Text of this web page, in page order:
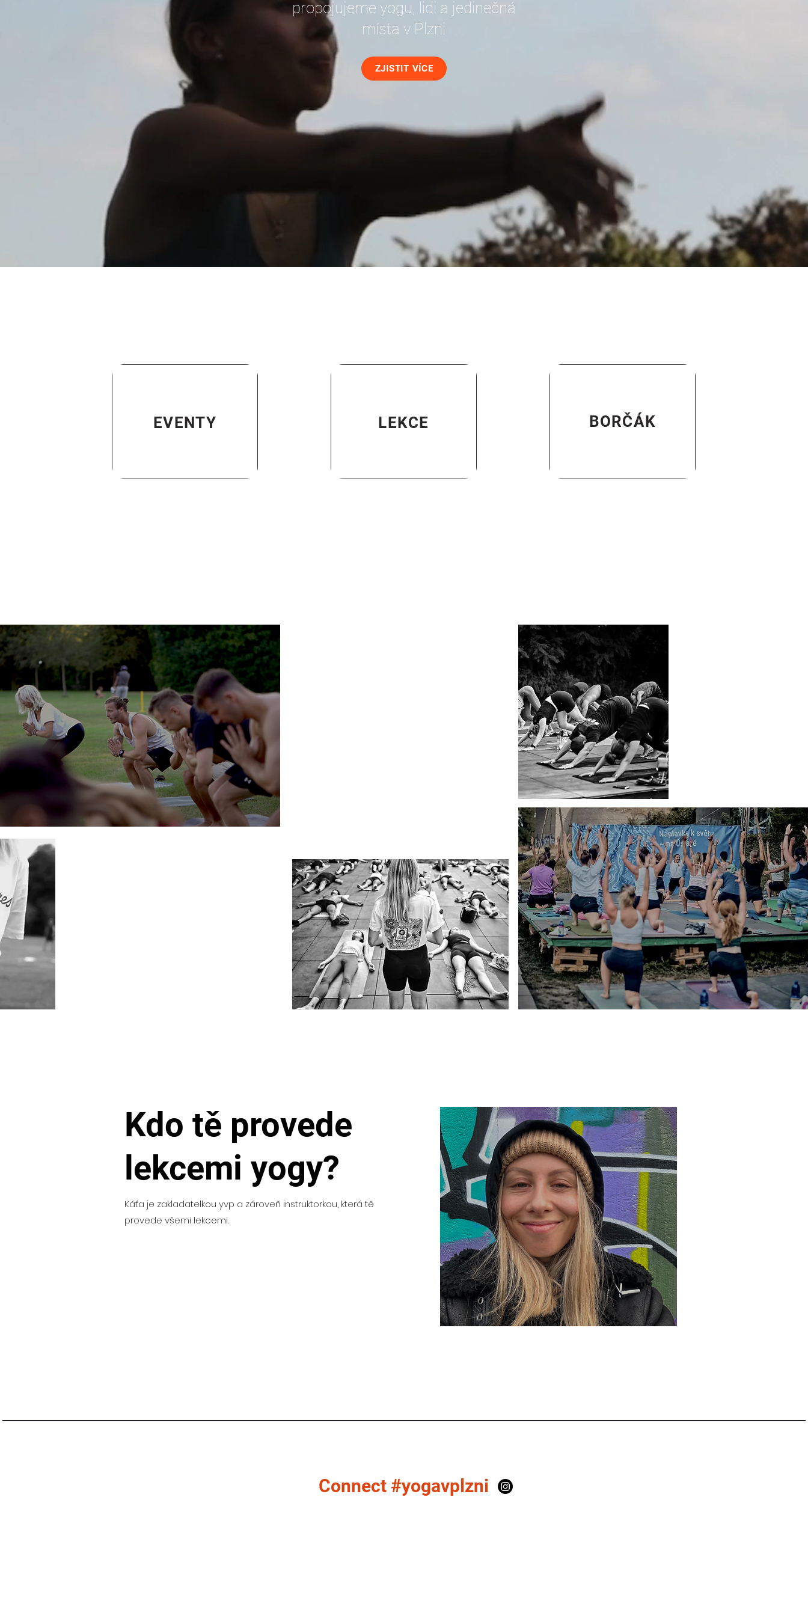
propojujeme yogu, lidi a jedinečná
místa v Plzni
ZJISTIT VÍCE
EVENTY LEKCE BORČÁK
Káťa je zakladatelkou yvp a zároveň instruktorkou, která tě
provede všemi lekcemi.
Kdo tě provede
lekcemi yogy?
Connect #yogavplzni